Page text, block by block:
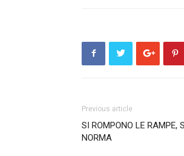
Previous article
SI ROMPONO LE RAMPE,
NORMA